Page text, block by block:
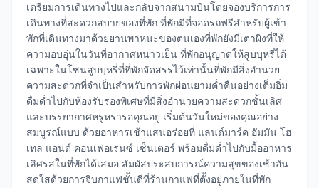
เตรียมการเดินทางไปและกลับจากสนามบินโดยจองบริการการ
เดินทางที่สะดวกสบายของที่พัก ที่พักมีที่จอดรถฟรีสำหรับผู้เข้า
พักที่เดินทางมาด้วยยานพาหนะของตนเองที่พักยังมีเตาผิงที่ให้
ความอบอุ่นในวันที่อากาศหนาวเย็น ที่พักอนุญาตให้สูบบุหรี่ได้
เฉพาะในโซนสูบบุหรี่ที่ที่พักจัดสรรไว้เท่านั้นที่พักมีสิ่งอำนวย
ความสะดวกที่จำเป็นสำหรับการพักผ่อนยามค่ำคืนอย่างเต็มอิ่ม
ดื่มด่ำไปกับห้องรับรองพิเศษที่มีสิ่งอำนวยความสะดวกชั้นเลิศ
และบรรยากาศหรูหรารอคุณอยู่ เริ่มต้นวันใหม่ของคุณอย่าง
สมบูรณ์แบบ ด้วยอาหารเช้าแสนอร่อยที่ แลนด์มาร์ค อัมมัน โฮ
เทล แอนด์ คอนเฟอเรนซ์ เซ็นเตอร์ พร้อมดื่มด่ำไปกับมื้ออาหาร
เลิศรสในที่พักได้เสมอ สัมผัสประสบการณ์ความสุขของเช้าอัน
สดใสด้วยการจิบกาแฟชั้นดีที่ร้านกาแฟที่ตั้งอยู่ภายในที่พัก